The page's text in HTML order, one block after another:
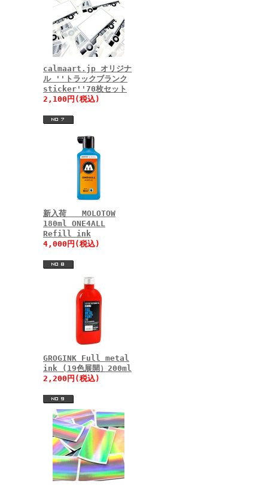
calmaart.jp オリジナ
ル ''トラックブランク
sticker''70枚セット
2,100円(税込)
新入荷 MOLOTOW
180ml ONE4ALL
Refill ink
4,000円(税込)
GROGINK Full metal
ink (19色展開）200ml
2,200円(税込)